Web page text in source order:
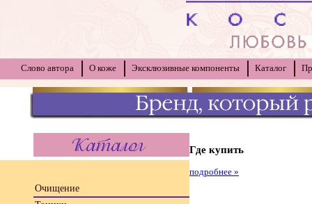
Слово автора О коже Эксклюзивные компоненты Каталог
Очищение
Где купить
подробнее »